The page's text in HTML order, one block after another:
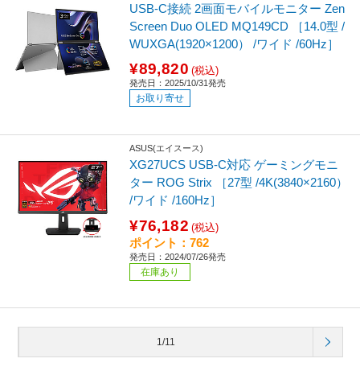
USB-C接続 2画面モバイルモニター Zen
Screen Duo OLED MQ149CD ［14.0型 /
WUXGA(1920×1200） /ワイド /60Hz］
¥89,820 (税込)
発売日：2025/10/31発売
お取り寄せ
ASUS(エイスース)
XG27UCS USB-C対応 ゲーミングモニ
ター ROG Strix ［27型 /4K(3840×2160）
/ワイド /160Hz］
¥76,182 (税込)
ポイント：762
発売日：2024/07/26発売
在庫あり
1/11